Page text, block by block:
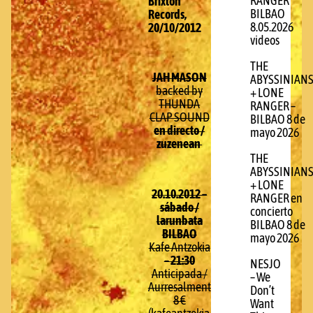
Records,
20/10/2012
JAH MASON
backed by
THUNDA
CLAP SOUND
en directo /
zuzenean
20.10.2012 –
sábado /
larunbata
BILBAO
Kafe Antzokia
–21:30
Anticipada /
Aurresalmenta:
8 €
BILBAO
8.05.2026
videos
THE
ABYSSINIANS
+ LONE
RANGER –
BILBAO 8 de
mayo 2026
THE
ABYSSINIANS
+ LONE
RANGER en
concierto
BILBAO 8 de
mayo 2026
NESJO
– We
Don’t
Want